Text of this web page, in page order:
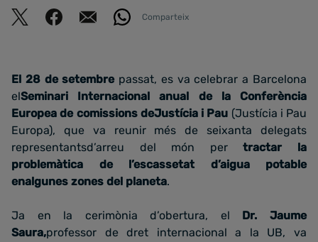
Comparteix
El 28 de setembrepassat, es va celebrar a Barcelona
elSeminari Internacional anual de la Conferència
Europea de comissions deJustícia i Pau (Justícia i Pau
Europa), que va reunir més de seixanta delegats
representantsd’arreu del món pertractar la
problemàtica de l’escassetat d’aigua potable
enalgunes zones del planeta.
Ja en la cerimònia d’obertura, el Dr. Jaume
Saura,professor de dret internacional a la UB, va